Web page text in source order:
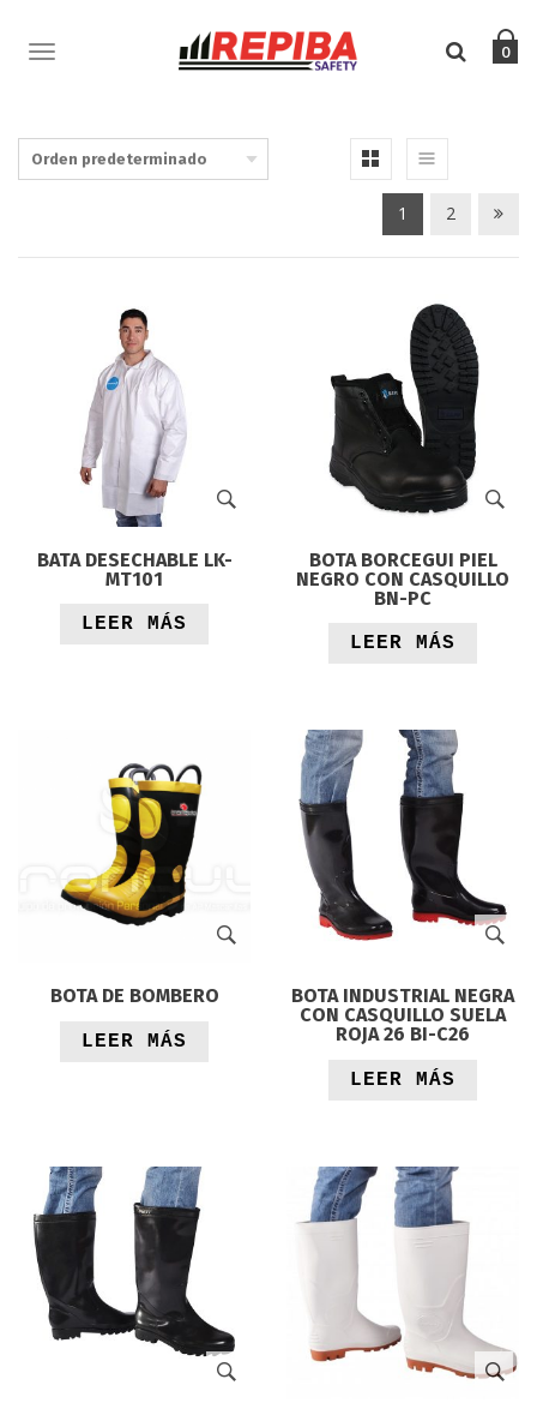
TOGGLE
NAVIGATION
0
1 2
BATA DESECHABLE LK-
MT101
LEER MÁS
BOTA BORCEGUI PIEL
NEGRO CON CASQUILLO
BN-PC
LEER MÁS
BOTA DE BOMBERO
LEER MÁS
BOTA INDUSTRIAL NEGRA
CON CASQUILLO SUELA
ROJA 26 BI-C26
LEER MÁS